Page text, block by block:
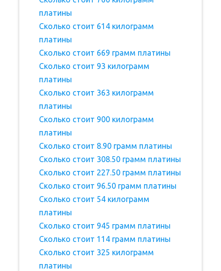
платины
Сколько стоит 614 килограмм
платины
Сколько стоит 669 грамм платины
Сколько стоит 93 килограмм
платины
Сколько стоит 363 килограмм
платины
Сколько стоит 900 килограмм
платины
Сколько стоит 8.90 грамм платины
Сколько стоит 308.50 грамм платины
Сколько стоит 227.50 грамм платины
Сколько стоит 96.50 грамм платины
Сколько стоит 54 килограмм
платины
Сколько стоит 945 грамм платины
Сколько стоит 114 грамм платины
Сколько стоит 325 килограмм
платины